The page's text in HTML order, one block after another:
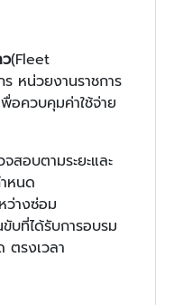
(Fleet
หน่วยงานราชการ
อควบคุมค่าใช้จ่าย
สอบตามระยะและ
หนด
ว่างซ่อม
บที่ได้รับการอบรม
รงเวลา